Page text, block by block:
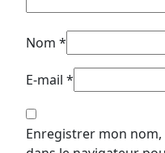
Nom *
E-mail *
Enregistrer mon